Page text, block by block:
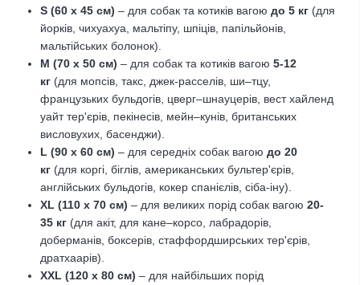
S (60 х 45 см) – для собак та котиків вагою до 5 кг (для
йорків, чихуахуа, мальтіпу, шпіців, папільйонів,
мальтійських болонок).
M (70 х 50 см) – для собак та котиків вагою 5-12
кг (для мопсів, такс, джек-расселів, ши–тцу,
французьких бульдогів, цверг–шнауцерів, вест хайленд
уайт тер'єрів, пекінесів, мейн–кунів, британських
висловухих, басенджи).
L (90 х 60 см) – для середніх собак вагою до 20
кг (для коргі, біглів, американських бультер'єрів,
англійських бульдогів, кокер спанієлів, сіба-іну).
XL (110 х 70 см) – для великих порід собак вагою 20-
35 кг (для акіт, для кане–корсо, лабрадорів,
доберманів, боксерів, стаффордширських тер'єрів,
дратхаарів).
XXL (120 х 80 см) – для найбільших порід